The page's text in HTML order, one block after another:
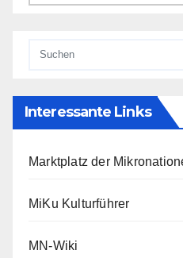
Interessante Links
Marktplatz der
MiKu Kulturführer
MN-Wiki